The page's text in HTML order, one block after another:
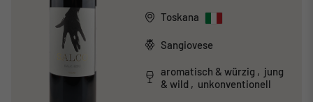
Toskana
Sangiovese
aromatisch & würzig , jung
& wild , unkonventionell